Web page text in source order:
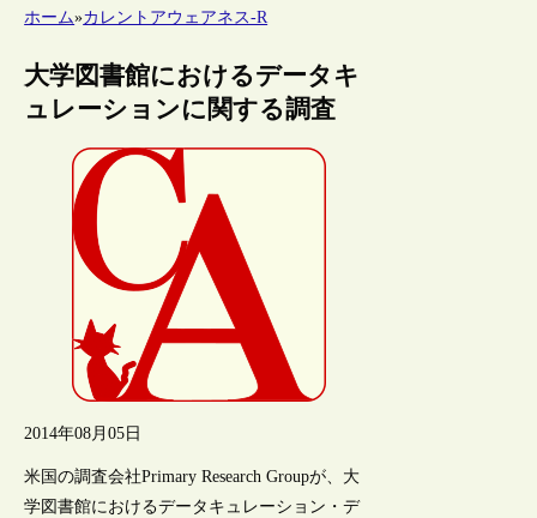
ホーム»カレントアウェアネス-R
大学図書館におけるデータキ
ュレーションに関する調査
2014年08月05日
米国の調査会社Primary Research Groupが、大
学図書館におけるデータキュレーション・デ